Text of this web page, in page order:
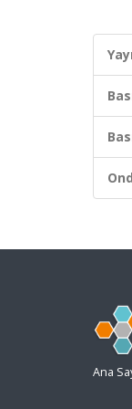
Ana